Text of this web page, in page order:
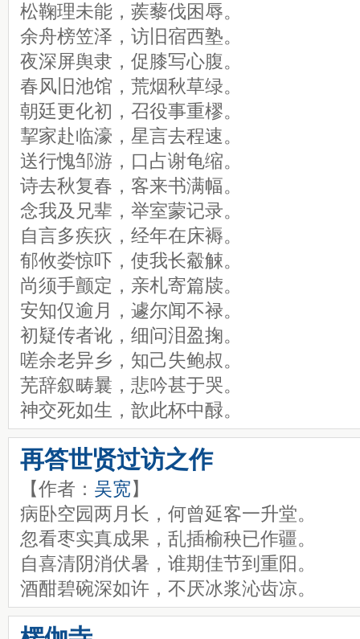
松鞠理未能，蒺藜伐困辱。
余舟榜笠泽，访旧宿西塾。
夜深屏舆隶，促膝写心腹。
春风旧池馆，荒烟秋草绿。
朝廷更化初，召役事重樛。
挈家赴临濠，星言去程速。
送行愧邹游，口占谢龟缩。
诗去秋复春，客来书满幅。
念我及兄辈，举室蒙记录。
自言多疾疢，经年在床褥。
郁攸娄惊吓，使我长觳觫。
尚须手颤定，亲札寄篇牍。
安知仅逾月，遽尔闻不禄。
初疑传者讹，细问泪盈掬。
嗟余老异乡，知己失鲍叔。
芜辞叙畴曩，悲吟甚于哭。
神交死如生，歆此杯中醁。
再答世贤过访之作
【作者： 吴宽 】
病卧空园两月长，何曾延客一升堂。
忽看枣实真成果，乱插榆秧已作疆。
自喜清阴消伏暑，谁期佳节到重阳。
酒酣碧碗深如许，不厌冰浆沁齿凉。